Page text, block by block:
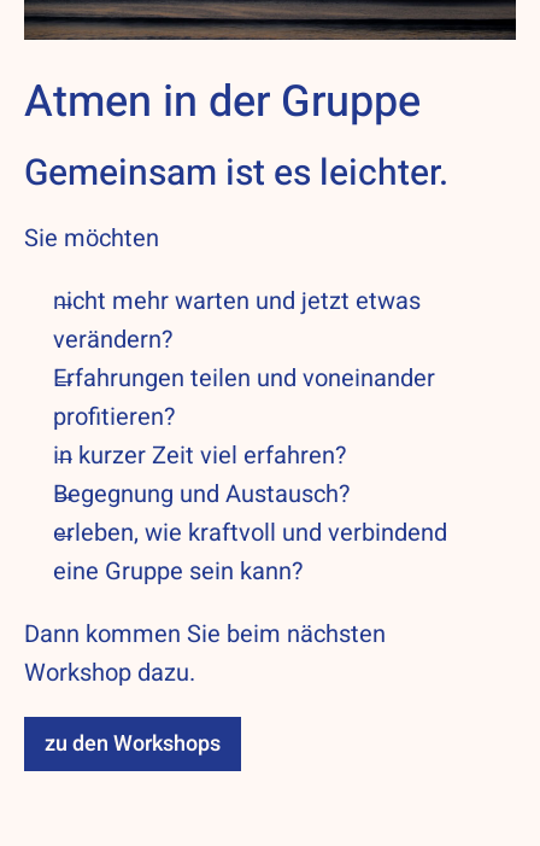
Atmen in der Gruppe
Gemeinsam ist es leichter.
Sie möchten
nicht mehr warten und jetzt etwas
verändern?
Erfahrungen teilen und voneinander
profitieren?
in kurzer Zeit viel erfahren?
Begegnung und Austausch?
erleben, wie kraftvoll und verbindend
eine Gruppe sein kann?
Dann kommen Sie beim nächsten
Workshop dazu.
zu den Workshops